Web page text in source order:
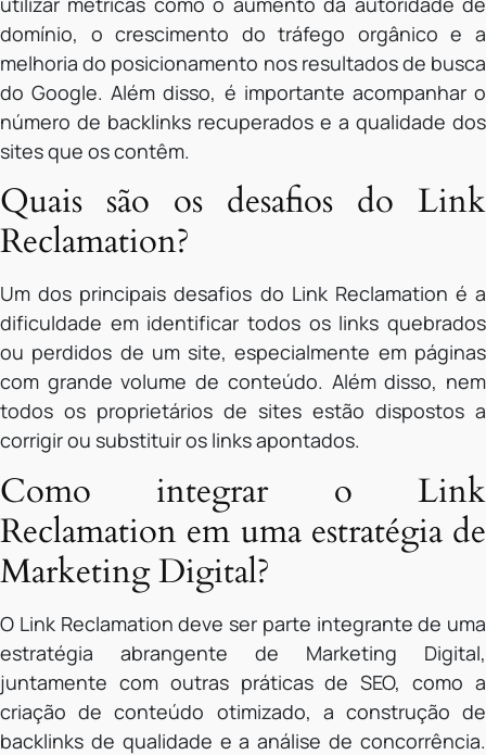
domínio, o crescimento do tráfego orgânico e a
melhoria do posicionamento nos resultados de busca
do Google. Além disso, é importante acompanhar o
número de backlinks recuperados e a qualidade dos
sites que os contêm.
Quais são os desafios do Link
Reclamation?
Um dos principais desafios do Link Reclamation é a
dificuldade em identificar todos os links quebrados
ou perdidos de um site, especialmente em páginas
com grande volume de conteúdo. Além disso, nem
todos os proprietários de sites estão dispostos a
corrigir ou substituir os links apontados.
Como integrar o Link
Reclamation em uma estratégia de
Marketing Digital?
O Link Reclamation deve ser parte integrante de uma
estratégia abrangente de Marketing Digital,
juntamente com outras práticas de SEO, como a
criação de conteúdo otimizado, a construção de
backlinks de qualidade e a análise de concorrência.